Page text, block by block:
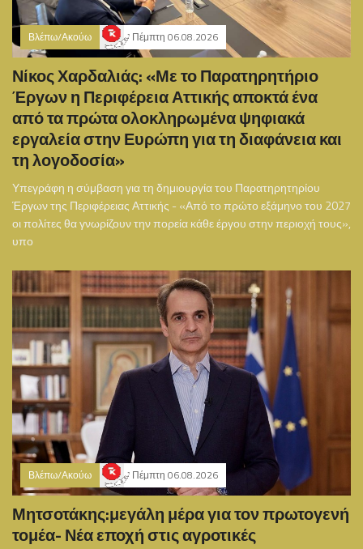
Βλέπω/Ακούω Πέμπτη 06.08.2026
Νίκος Χαρδαλιάς: «Με το Παρατηρητήριο
Έργων η Περιφέρεια Αττικής αποκτά ένα
από τα πρώτα ολοκληρωμένα ψηφιακά
εργαλεία στην Ευρώπη για τη διαφάνεια και
τη λογοδοσία»
Υπεγράφη η σύμβαση για τη δημιουργία του Παρατηρητηρίου
Έργων της Περιφέρειας Αττικής - «Από το πρώτο εξάμηνο του 2027
οι πολίτες θα γνωρίζουν την πορεία κάθε έργου στην περιοχή τους»,
υπο
Βλέπω/Ακούω Πέμπτη 06.08.2026
Μητσοτάκης:μεγάλη μέρα για τον πρωτογενή
τομέα- Νέα εποχή στις αγροτικές